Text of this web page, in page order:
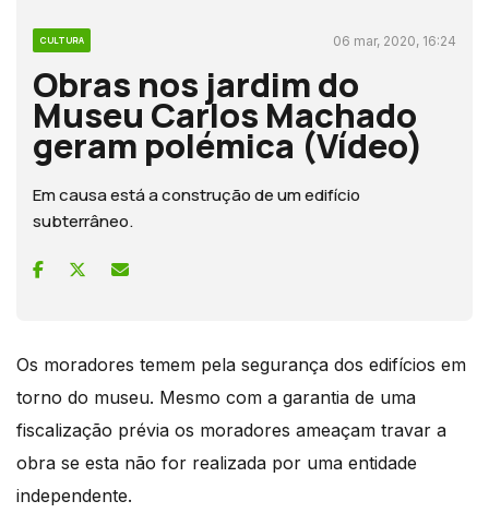
CULTURA 06 mar, 2020, 16:24
Obras nos jardim do
Museu Carlos Machado
geram polémica (Vídeo)
Em causa está a construção de um edifício
subterrâneo.
Os moradores temem pela segurança dos edifícios em
torno do museu. Mesmo com a garantia de uma
fiscalização prévia os moradores ameaçam travar a
obra se esta não for realizada por uma entidade
independente.